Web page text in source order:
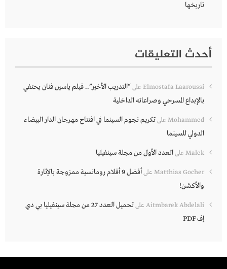
تاريخها
أحدث التعليقات
Elmostafa Laaroussi على“التدريب الأخير”.. فيلم ياسين فنان يحتفي
بالإبداع المسرحي وصراعاته الداخلية
Mohammed علىتكريم نجوم السينما في افتتاح مهرجان الدار البيضاء
الدولي للسينما
Malek علىالعدد الأول من مجلة سينفيليا
Matthias Gocher على
أفضل 9 أفلام رومانسية ممزوجة بالإثارة
والأكشن!
Aitmbarek Abdelali على
تحميل العدد 27 من مجلة سينفيليا بي دي
إف PDF